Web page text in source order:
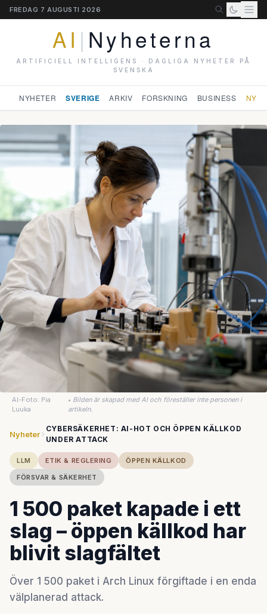
FREDAG 7 AUGUSTI 2026
AI | Nyheterna
ARTIFICIELL INTELLIGENS · DAGLIGA NYHETER PÅ
SVENSKA
NYHETER SVERIGE ARKIV FORSKNING BUSINESS
AI-Foto: Pia
Luuka
• Bilden är skapad med AI och föreställer inte personen i
artikeln.
Nyheter
CYBERSÄKERHET: AI-HOT OCH ÖPPEN KÄLLKOD
UNDER ATTACK
LLM ETIK & REGLERING
ÖPPEN KÄLLKOD
FÖRSVAR & SÄKERHET
1 500 paket kapade i ett
slag – öppen källkod har
blivit slagfältet
Över 1 500 paket i Arch Linux förgiftade i en enda
välplanerad attack.